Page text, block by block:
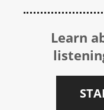
Learn